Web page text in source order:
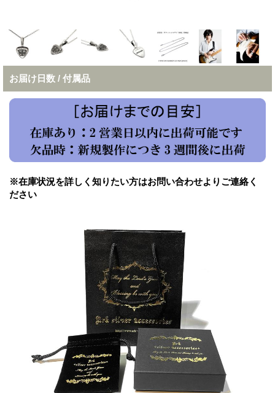
お届け日数 / 付属品
※在庫状況を詳しく知りたい方はお問い合わせよりご連絡く
ださい